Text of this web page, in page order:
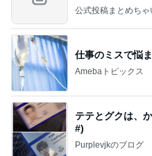
公式投稿まとめちゃ
仕事のミスで悩
Amebaトピックス
テテとグクは、
#)
Purplevjkのブログ